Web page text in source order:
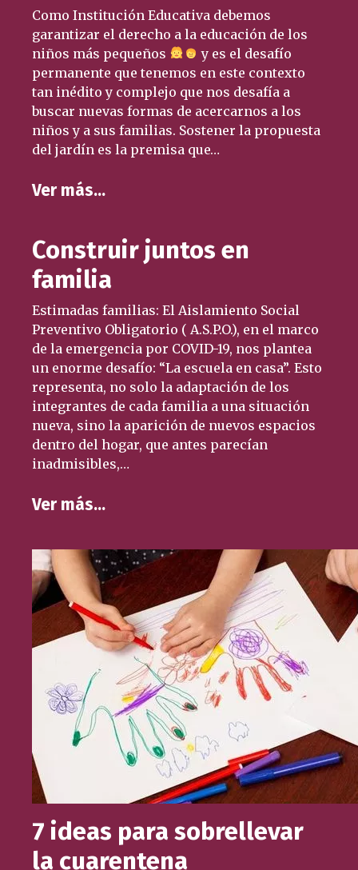
Como Institución Educativa debemos
garantizar el derecho a la educación de los
niños más pequeños
y es el desafío
permanente que tenemos en este contexto
tan inédito y complejo que nos desafía a
buscar nuevas formas de acercarnos a los
niños y a sus familias. Sostener la propuesta
del jardín es la premisa que…
Ver más…
Construir juntos en
familia
Estimadas familias: El Aislamiento Social
Preventivo Obligatorio ( A.S.P.O.), en el marco
de la emergencia por COVID-19, nos plantea
un enorme desafío: “La escuela en casa”. Esto
representa, no solo la adaptación de los
integrantes de cada familia a una situación
nueva, sino la aparición de nuevos espacios
dentro del hogar, que antes parecían
inadmisibles,…
Ver más…
7 ideas para sobrellevar
la cuarentena